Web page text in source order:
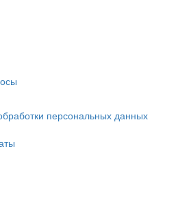
персональных данных